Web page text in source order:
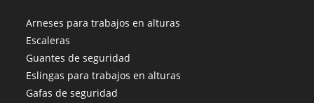
abre
en
una
nueva
pestaña
abre
una
nueva
pestaña
abre
una
nueva
pestaña
abre
nueva
Arneses para trabajos en alturas
Escaleras
Guantes de seguridad
Eslingas para trabajos en alturas
Gafas de seguridad